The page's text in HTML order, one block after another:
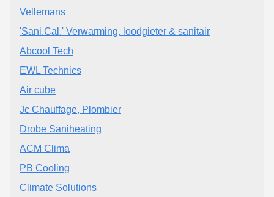
Vellemans
'Sani.Cal.' Verwarming, loodgieter & sanitair
Abcool Tech
EWL Technics
Air cube
Jc Chauffage, Plombier
Drobe Saniheating
ACM Clima
PB Cooling
Climate Solutions